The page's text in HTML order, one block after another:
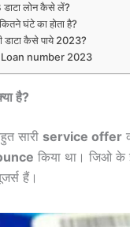
लोन कैसे लें?
घंटे का होता है?
डाटा कैसे पाये 2023?
number 2023
है?
सारी service offer
किया था। जिओ के
हैं।